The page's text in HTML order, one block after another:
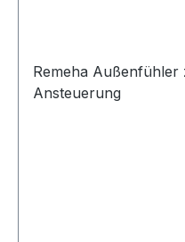
Remeha
Ansteuerung